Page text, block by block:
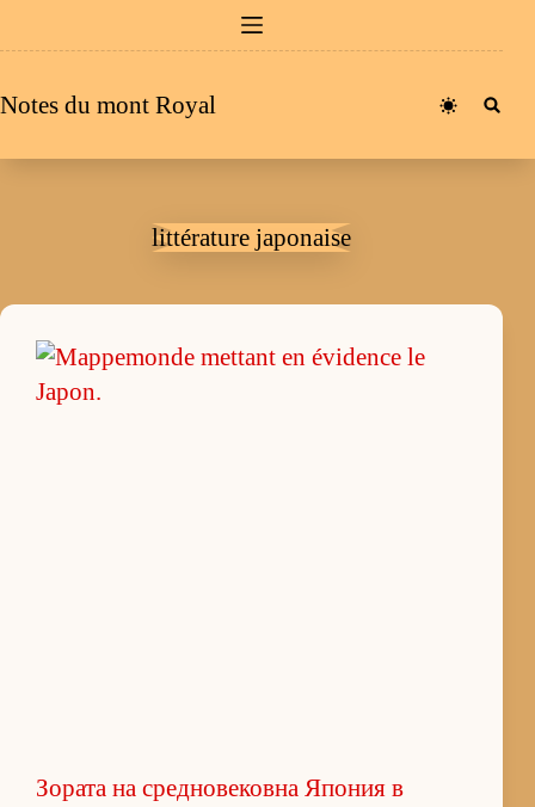
au
Notes du mont Royal
littérature japonaise
Зората на средновековна Япония в